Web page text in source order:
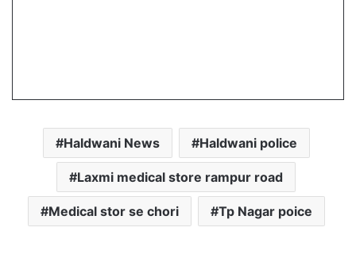
Haldwani News Haldwani police
Laxmi medical store rampur road
Medical stor se chori Tp Nagar poice